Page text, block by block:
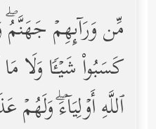
مِّن وَرَاۤىِٕهِمۡ جَهَنَّمُۖ
كَسَبُواْ شَیۡـࣰٔا وَلَا
ٱللَّهِ أَوۡلِیَاۤءَۖ